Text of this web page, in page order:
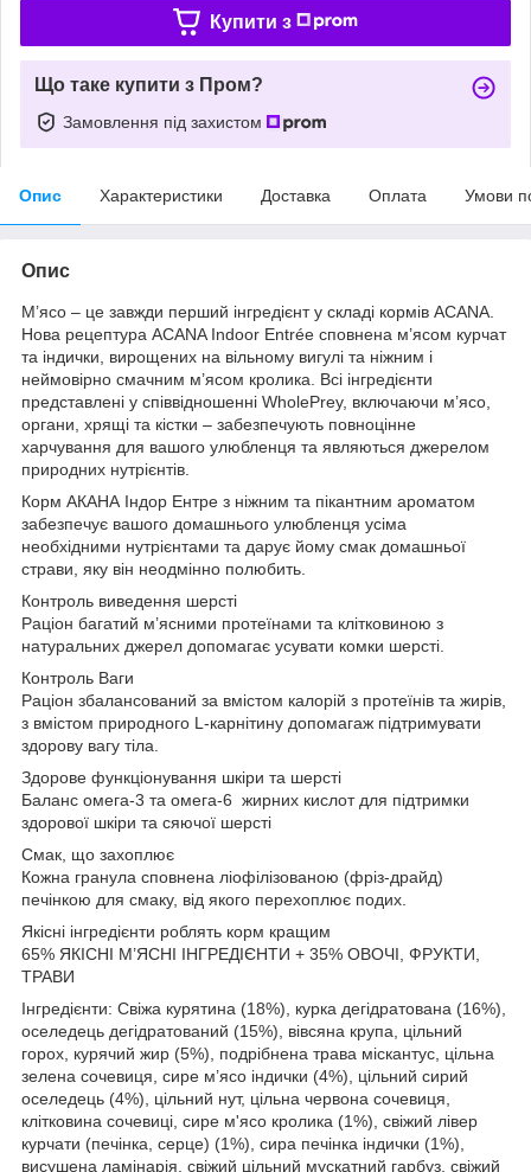
Купити з
Що таке купити з Пром?
Замовлення під захистом
Опис Характеристики Доставка Оплата Умови
Опис
М’ясо – це завжди перший інгредієнт у складі кормів ACANA.
Нова рецептура ACANA Indoor Entrée сповнена м’ясом курчат
та індички, вирощених на вільному вигулі та ніжним і
неймовірно смачним м’ясом кролика. Всі інгредієнти
представлені у співвідношенні WholePrey, включаючи м’ясо,
органи, хрящі та кістки – забезпечують повноцінне
харчування для вашого улюбленця та являються джерелом
природних нутрієнтів.
Корм АКАНА Індор Ентре з ніжним та пікантним ароматом
забезпечує вашого домашнього улюбленця усіма
необхідними нутрієнтами та дарує йому смак домашньої
страви, яку він неодмінно полюбить.
Контроль виведення шерсті
Раціон багатий м’ясними протеїнами та клітковиною з
натуральних джерел допомагає усувати комки шерсті.
Контроль Ваги
Раціон збалансований за вмістом калорій з протеїнів та жирів,
з вмістом природного L-карнітину допомагаж підтримувати
здорову вагу тіла.
Здорове функціонування шкіри та шерсті
Баланс омега-3 та омега-6 жирних кислот для підтримки
здорової шкіри та сяючої шерсті
Смак, що захоплює
Кожна гранула сповнена ліофілізованою (фріз-драйд)
печінкою для смаку, від якого перехоплює подих.
Якісні інгредієнти роблять корм кращим
65% ЯКІСНІ М’ЯСНІ ІНГРЕДІЄНТИ + 35% ОВОЧІ, ФРУКТИ,
ТРАВИ
Інгредієнти: Свіжа курятина (18%), курка дегідратована (16%),
оселедець дегідратований (15%), вівсяна крупа, цільний
горох, курячий жир (5%), подрібнена трава міскантус, цільна
зелена сочевиця, сире м’ясо індички (4%), цільний сирий
оселедець (4%), цільний нут, цільна червона сочевиця,
клітковина сочевиці, сире м'ясо кролика (1%), свіжий лівер
курчати (печінка, серце) (1%), сира печінка індички (1%),
висушена ламінарія, свіжий цільний мускатний гарбуз, свіжий